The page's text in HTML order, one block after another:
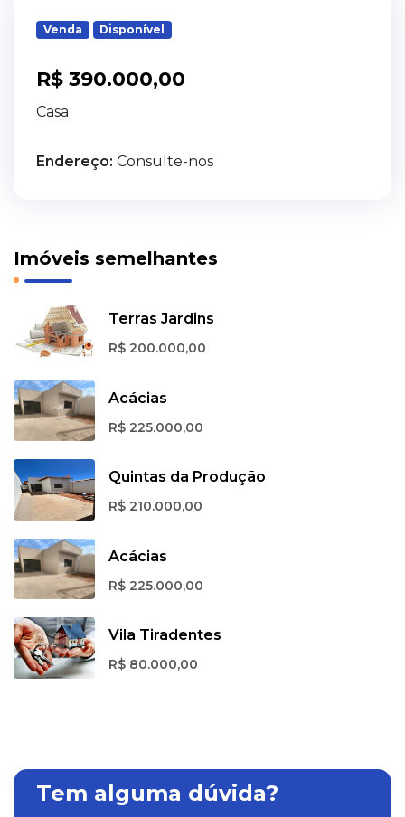
Venda Disponível
R$ 390.000,00
Casa
Endereço: Consulte-nos
Imóveis semelhantes
Terras Jardins
R$ 200.000,00
Acácias
R$ 225.000,00
Quintas da Produção
R$ 210.000,00
Acácias
R$ 225.000,00
Vila Tiradentes
R$ 80.000,00
Tem alguma dúvida?